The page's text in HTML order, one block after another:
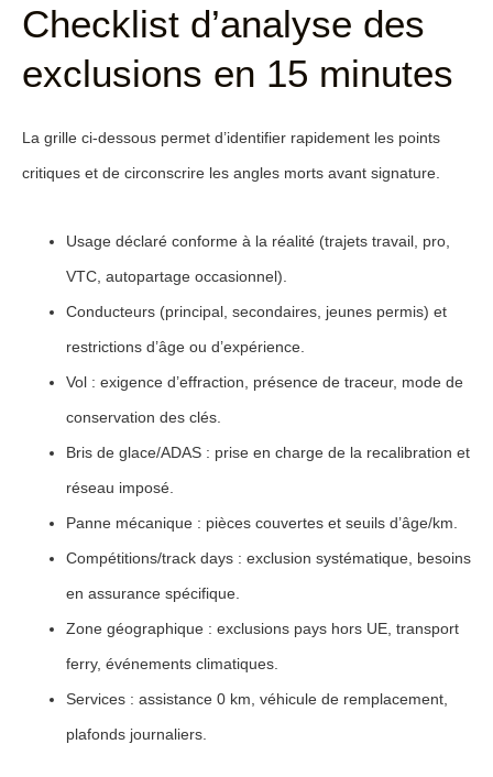
Checklist d’analyse des
exclusions en 15 minutes
La grille ci-dessous permet d’identifier rapidement les points
critiques et de circonscrire les angles morts avant signature.
Usage déclaré conforme à la réalité (trajets travail, pro,
VTC, autopartage occasionnel).
Conducteurs (principal, secondaires, jeunes permis) et
restrictions d’âge ou d’expérience.
Vol : exigence d’effraction, présence de traceur, mode de
conservation des clés.
Bris de glace/ADAS : prise en charge de la recalibration et
réseau imposé.
Panne mécanique : pièces couvertes et seuils d’âge/km.
Compétitions/track days : exclusion systématique, besoins
en assurance spécifique.
Zone géographique : exclusions pays hors UE, transport
ferry, événements climatiques.
Services : assistance 0 km, véhicule de remplacement,
plafonds journaliers.